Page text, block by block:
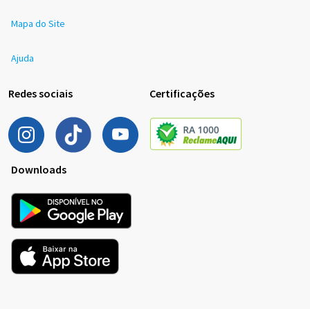
Mapa do Site
Ajuda
Redes sociais Certificações
Downloads